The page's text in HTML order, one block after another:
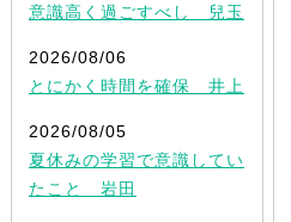
意識高く過ごすべし 兒玉
2026/08/06
とにかく時間を確保 井上
2026/08/05
夏休みの学習で意識してい
たこと 岩田